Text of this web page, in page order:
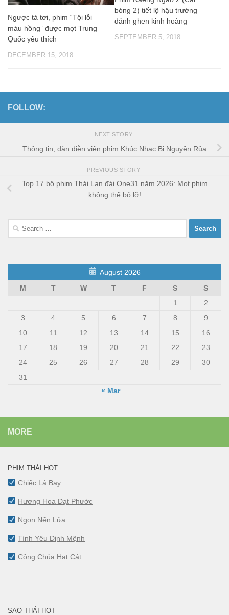
Ngược tả tơi, phim “Tội lỗi
màu hồng” được mọt Trung
Quốc yêu thích
DECEMBER 15, 2018
bóng 2) tiết lộ hậu trường
đánh ghen kinh hoàng
SEPTEMBER 5, 2018
FOLLOW:
NEXT STORY
Thông tin, dàn diễn viên phim Khúc Nhạc Bị Nguyền Rủa
PREVIOUS STORY
Top 17 bộ phim Thái Lan đài One31 năm 2026: Mọt phim
không thể bỏ lỡ!
Search
August 2026
M
T W T F S
S
1
2
3
4 5 6 7 8
9
10
11 12 13 14 15
16
17
18 19 20 21 22
23
24
25 26 27 28 29
30
31
« Mar
MORE
PHIM THÁI HOT
Chiếc Lá Bay
Hương Hoa Đạt Phước
Ngọn Nến Lửa
Tình Yêu Định Mệnh
Công Chúa Hạt Cát
SAO THÁI HOT